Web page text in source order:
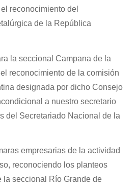
reconocimiento del
de la República
la seccional Campana de la
reconocimiento de la comisión
designada por dicho Consejo
a nuestro secretario
del Secretariado Nacional de la
empresarias de la actividad
reconociendo los planteos
la seccional Río Grande de